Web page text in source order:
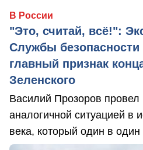
В России
"Это, считай, всё!":
Службы безопасности
главный признак
Зеленского
Василий Прозоров провел
аналогичной ситуацией в
века, который один в один